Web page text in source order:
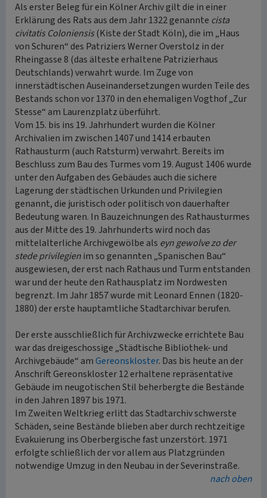
Als erster Beleg für ein Kölner Archiv gilt die in einer
Erklärung des Rats aus dem Jahr 1322 genannte cista
civitatis Coloniensis(Kiste der Stadt Köln), die im „Haus
von Schuren“ des Patriziers Werner Overstolz in der
Rheingasse 8 (das älteste erhaltene Patrizierhaus
Deutschlands) verwahrt wurde. Im Zuge von
innerstädtischen Auseinandersetzungen wurden Teile des
Bestands schon vor 1370 in den ehemaligen Vogthof „Zur
Stesse“ am Laurenzplatz überführt.
Vom 15. bis ins 19. Jahrhundert wurden die Kölner
Archivalien im zwischen 1407 und 1414 erbauten
Rathausturm (auch Ratsturm) verwahrt. Bereits im
Beschluss zum Bau des Turmes vom 19. August 1406 wurde
unter den Aufgaben des Gebäudes auch die sichere
Lagerung der städtischen Urkunden und Privilegien
genannt, die juristisch oder politisch von dauerhafter
Bedeutung waren. In Bauzeichnungen des Rathausturmes
aus der Mitte des 19. Jahrhunderts wird noch das
mittelalterliche Archivgewölbe als eyn gewolve zo der
stede privilegienim so genannten „Spanischen Bau“
ausgewiesen, der erst nach Rathaus und Turm entstanden
war und der heute den Rathausplatz im Nordwesten
begrenzt. Im Jahr 1857 wurde mit Leonard Ennen (1820-
1880) der erste hauptamtliche Stadtarchivar berufen.
Der erste ausschließlich für Archivzwecke errichtete Bau
war das dreigeschossige „Städtische Bibliothek- und
Archivgebäude“ amGereonskloster. Das bis heute an der
Anschrift Gereonskloster 12 erhaltene repräsentative
Gebäude im neugotischen Stil beherbergte die Bestände
in den Jahren 1897 bis 1971.
Im Zweiten Weltkrieg erlitt das Stadtarchiv schwerste
Schäden, seine Bestände blieben aber durch rechtzeitige
Evakuierung ins Oberbergische fast unzerstört. 1971
erfolgte schließlich der vor allem aus Platzgründen
notwendige Umzug in den Neubau in der Severinstraße.
nach oben